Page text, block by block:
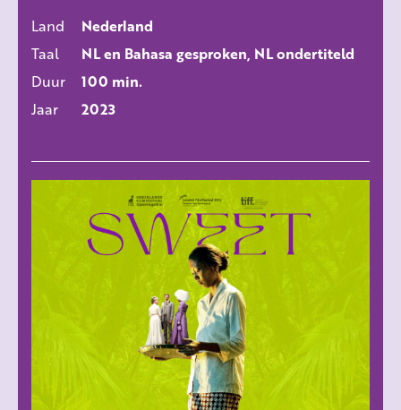
Land
Nederland
Taal
NL en Bahasa gesproken, NL ondertiteld
Duur
100 min.
Jaar
2023